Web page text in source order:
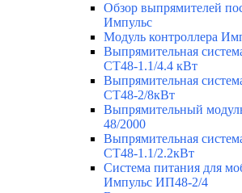
Обзор выпрямителей
Импульс
Модуль контроллера
Выпрямительная
СТ48-1.1/4.4 кВт
Выпрямительная
СТ48-2/8кВт
Выпрямительный
48/2000
Выпрямительная
СТ48-1.1/2.2кВт
Система питания для
Импульс ИП48-2/4